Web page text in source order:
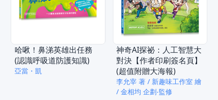
哈啾！鼻涕英雄出任務
(認識呼吸道防護知識)
亞當・凱
神奇AI探祕：人工智慧大
對決【作者印刷簽名頁】
(超值附贈大海報)
李允宰 著 / 新趣味工作室 繪
/ 金相均 企劃‧監修